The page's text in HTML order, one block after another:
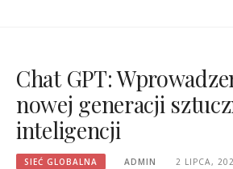
Chat GPT:
nowej generacji
inteligencji
SIEĆ GLOBALNA ADMIN 2 LIPCA,